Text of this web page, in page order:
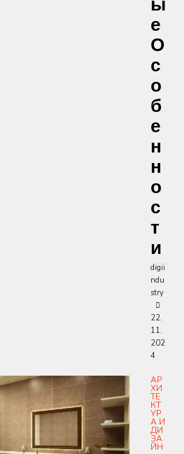
Ы
Е
О
С
О
Б
Е
Н
Н
О
С
Т
И
digii
ndu
stry
22.
11.
202
4
АР
ХИ
ТЕ
КТ
УР
А И
ДИ
ЗА
ЙН